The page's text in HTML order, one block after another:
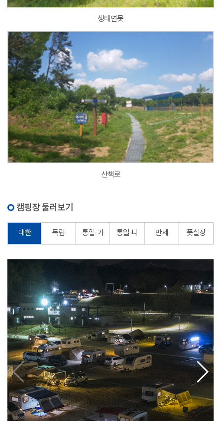
생태연못
산책로
캠핑장 둘러보기
대한 독립 통일-가 통일-나 만세 풋살장